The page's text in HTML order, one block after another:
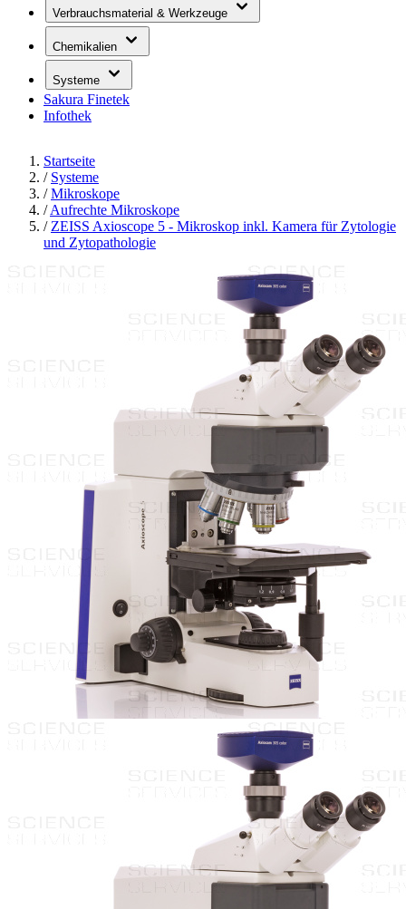
Verbrauchsmaterial & Werkzeuge
Chemikalien
Systeme
Sakura Finetek
Infothek
Startseite
/ Systeme
/ Mikroskope
/ Aufrechte Mikroskope
/ ZEISS Axioscope 5 - Mikroskop inkl. Kamera für Zytologie
und Zytopathologie